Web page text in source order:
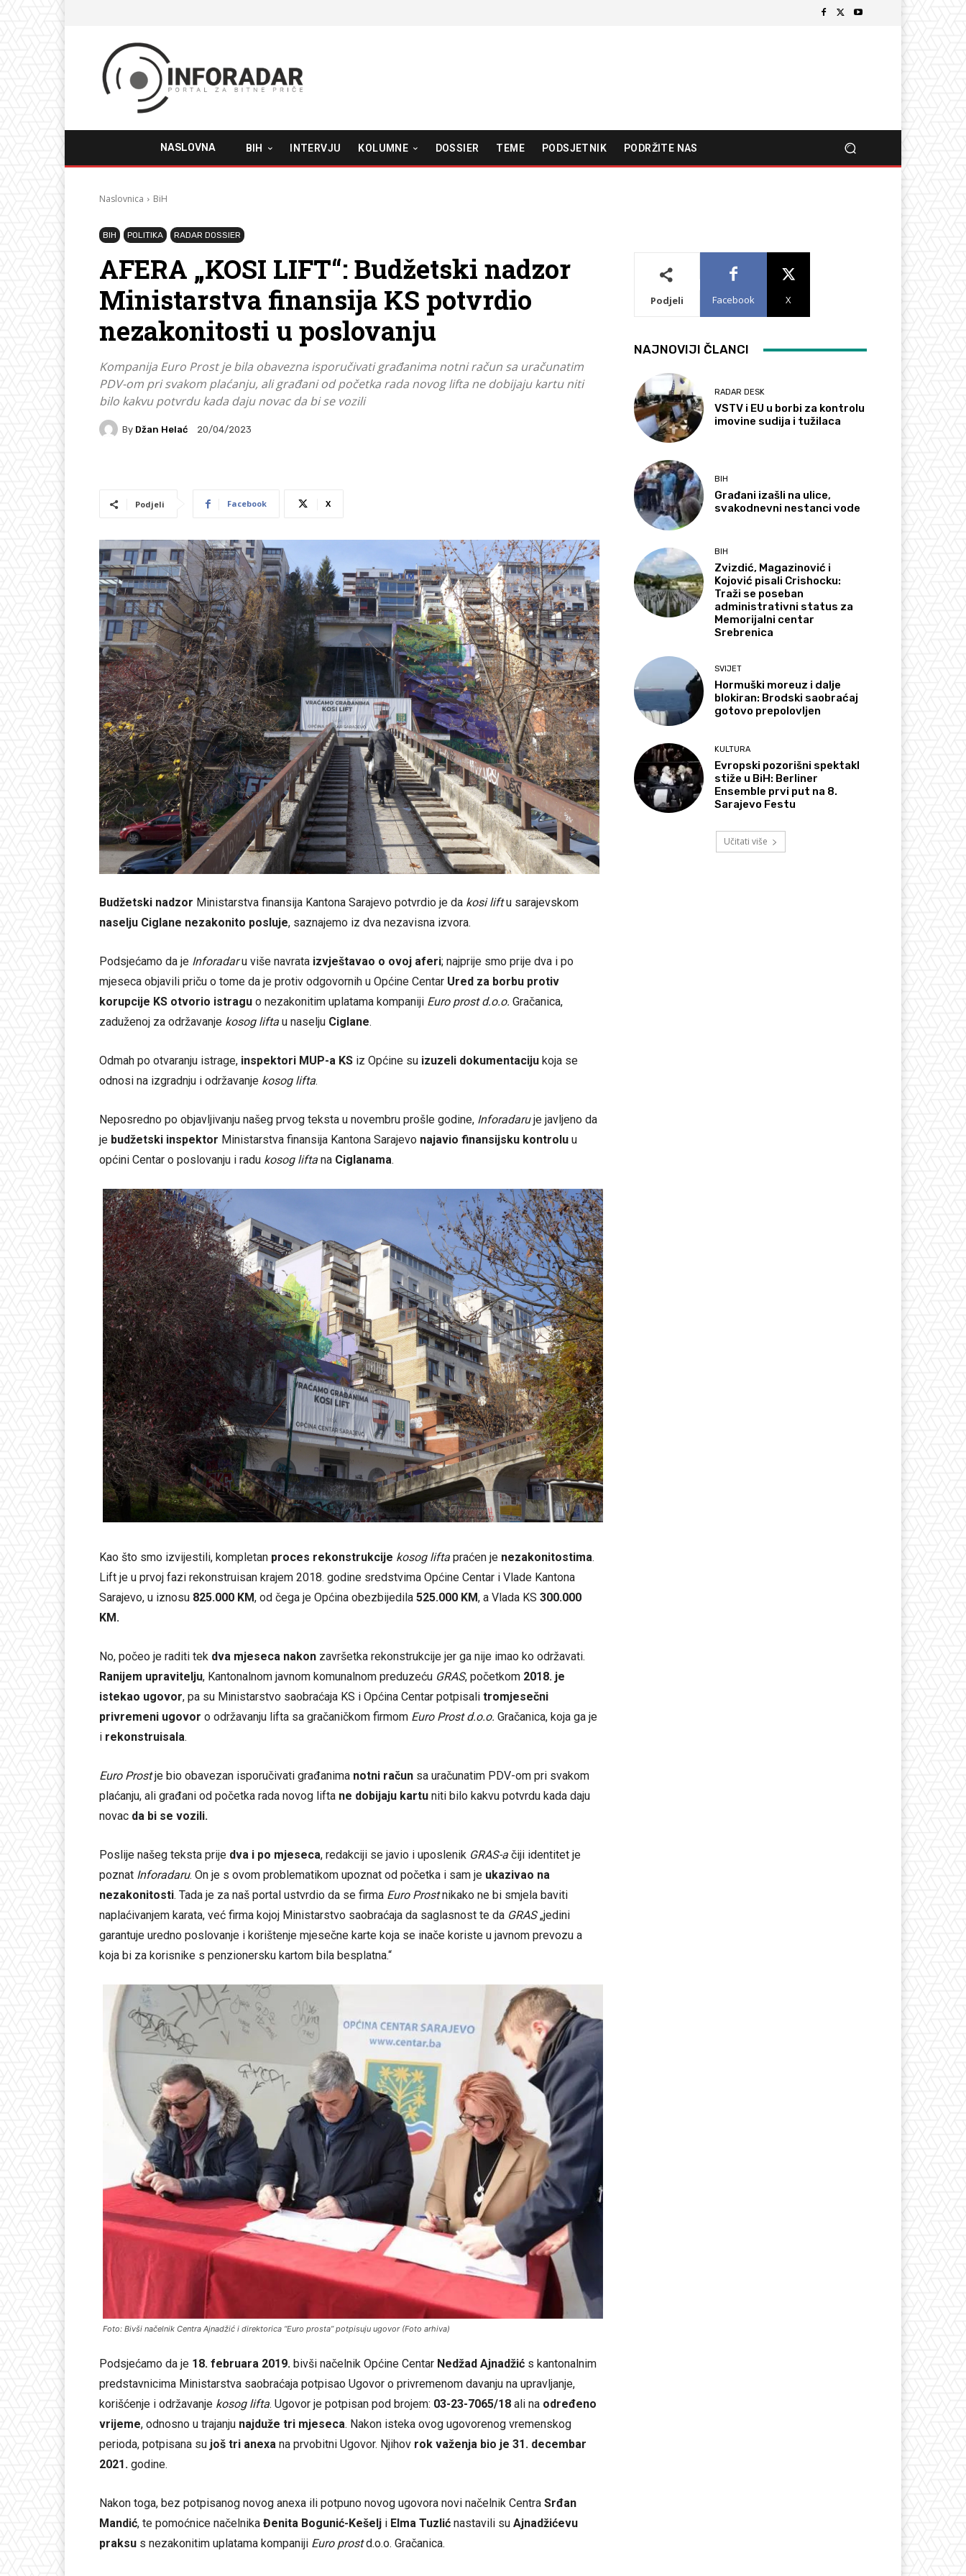
NASLOVNA BIH INTERVJU KOLUMNE DOSSIER TEME PODSJETNIK PODRŽITE NAS
Naslovnica BiH
BIH POLITIKA RADAR DOSSIER
AFERA „KOSI LIFT“: Budžetski nadzor
Ministarstva finansija KS potvrdio
nezakonitosti u poslovanju
Kompanija Euro Prost je bila obavezna isporučivati građanima notni račun sa uračunatim
PDV-om pri svakom plaćanju, ali građani od početka rada novog lifta ne dobijaju kartu niti
bilo kakvu potvrdu kada daju novac da bi se vozili
By Džan Helać 20/04/2023
Podjeli Facebook X
Budžetski nadzor Ministarstva finansija Kantona Sarajevo potvrdio je da kosi liftu sarajevskom
naselju Ciglane nezakonito posluje, saznajemo iz dva nezavisna izvora.
Podsjećamo da je Inforadaru više navrata izvještavao o ovoj aferi; najprije smo prije dva i po
mjeseca objavili priču o tome da je protiv odgovornih u Općine Centar Ured za borbu protiv
korupcije KS otvorio istragu o nezakonitim uplatama kompaniji Euro prost d.o.o. Gračanica,
zaduženoj za održavanje kosog lifta u naselju Ciglane.
Odmah po otvaranju istrage, inspektori MUP-a KS iz Općine su izuzeli dokumentaciju koja se
odnosi na izgradnju i održavanje kosog lifta.
Neposredno po objavljivanju našeg prvog teksta u novembru prošle godine, Inforadaruje javljeno da
je budžetski inspektor Ministarstva finansija Kantona Sarajevo najavio finansijsku kontrolu u
općini Centar o poslovanju i radu kosog lifta na Ciglanama.
Kao što smo izvijestili, kompletan proces rekonstrukcije kosog lifta praćen je nezakonitostima.
Lift je u prvoj fazi rekonstruisan krajem 2018. godine sredstvima Općine Centar i Vlade Kantona
Sarajevo, u iznosu 825.000 KM, od čega je Općina obezbijedila 525.000 KM, a Vlada KS 300.000
KM.
No, počeo je raditi tek dva mjeseca nakon završetka rekonstrukcije jer ga nije imao ko održavati.
Ranijem upravitelju, Kantonalnom javnom komunalnom preduzeću GRAS, početkom 2018. je
istekao ugovor, pa su Ministarstvo saobraćaja KS i Općina Centar potpisali tromjesečni
privremeni ugovor o održavanju lifta sa gračaničkom firmom Euro Prost d.o.o. Gračanica, koja ga je
i rekonstruisala.
Euro Prostje bio obavezan isporučivati građanima notni račun sa uračunatim PDV-om pri svakom
plaćanju, ali građani od početka rada novog lifta ne dobijaju kartu niti bilo kakvu potvrdu kada daju
novac da bi se vozili.
Poslije našeg teksta prije dva i po mjeseca, redakciji se javio i uposlenik GRAS-a čiji identitet je
poznat Inforadaru. On je s ovom problematikom upoznat od početka i sam je ukazivao na
nezakonitosti. Tada je za naš portal ustvrdio da se firma Euro Prostnikako ne bi smjela baviti
naplaćivanjem karata, već firma kojoj Ministarstvo saobraćaja da saglasnost te da GRAS„jedini
garantuje uredno poslovanje i korištenje mjesečne karte koja se inače koriste u javnom prevozu a
koja bi za korisnike s penzionersku kartom bila besplatna.“
Foto: Bivši načelnik Centra Ajnadžić i direktorica “Euro prosta” potpisuju ugovor (Foto arhiva)
Podsjećamo da je 18. februara 2019. bivši načelnik Općine Centar Nedžad Ajnadžić s kantonalnim
predstavnicima Ministarstva saobraćaja potpisao Ugovor o privremenom davanju na upravljanje,
korišćenje i održavanje kosog lifta. Ugovor je potpisan pod brojem: 03-23-7065/18 ali na određeno
vrijeme, odnosno u trajanju najduže tri mjeseca. Nakon isteka ovog ugovorenog vremenskog
perioda, potpisana su još tri anexa na prvobitni Ugovor. Njihov rok važenja bio je 31. decembar
2021. godine.
Nakon toga, bez potpisanog novog anexa ili potpuno novog ugovora novi načelnik Centra Srđan
Mandić, te pomoćnice načelnika Đenita Bogunić-Kešelj i Elma Tuzlić nastavili su Ajnadžićevu
praksu s nezakonitim uplatama kompaniji Euro prostd.o.o. Gračanica.
Podjeli Facebook X
NAJNOVIJI ČLANCI
RADAR DESK
VSTV i EU u borbi za kontrolu
imovine sudija i tužilaca
BIH
Građani izašli na ulice,
svakodnevni nestanci vode
BIH
Zvizdić, Magazinović i
Kojović pisali Crishocku:
Traži se poseban
administrativni status za
Memorijalni centar
Srebrenica
SVIJET
Hormuški moreuz i dalje
blokiran: Brodski saobraćaj
gotovo prepolovljen
KULTURA
Evropski pozorišni spektakl
stiže u BiH: Berliner
Ensemble prvi put na 8.
Sarajevo Festu
Učitati više